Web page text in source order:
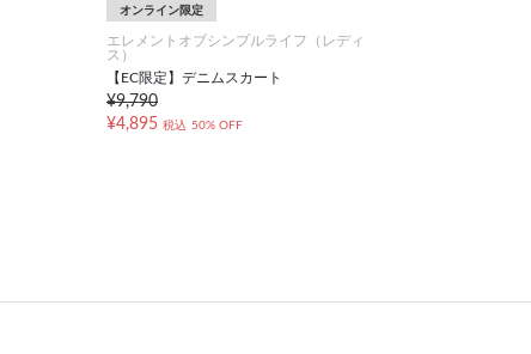
オンライン限定
エレメントオブシンプルライフ（レディ
ス）
【EC限定】デニムスカート
¥9,790
¥4,895 税込 50% OFF